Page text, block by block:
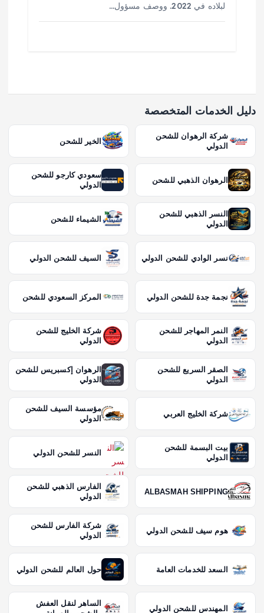
لبلاده في 2022. ووصف مسؤول…
دليل الخدمات المتخصصة
شركة الرهوان للشحن
الدولي
الخير للشحن
الرهوان الذهبي للشحن
سعودي كارجو للشحن
الدولي
النسر الذهبي للشحن
الدولي
الشيماء للشحن
نسر الوادي للشحن الدولي السيف للشحن الدولي
نجمة جدة للشحن الدولي المركز السعودي للشحن
النمر المهاجر للشحن
الدولي
شركة الخليج للشحن
الدولي
الصقر السريع للشحن
الدولي
الرهوان إكسبريس للشحن
الدولي
شركة الخليج العربي
مؤسسة السيف للشحن
الدولي
بيت البسمة للشحن
الدولي
النسر للشحن الدولي
ALBASMAH SHIPPING
الفارس الذهبي للشحن
الدولي
هوم سيف للشحن الدولي
شركة الفارس للشحن
الدولي
السعد للخدمات العامة حول العالم للشحن الدولي
المهندس للشحن الدولي
الساهر لنقل العفش